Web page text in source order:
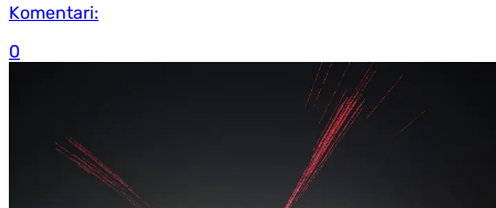
Komentari:
0